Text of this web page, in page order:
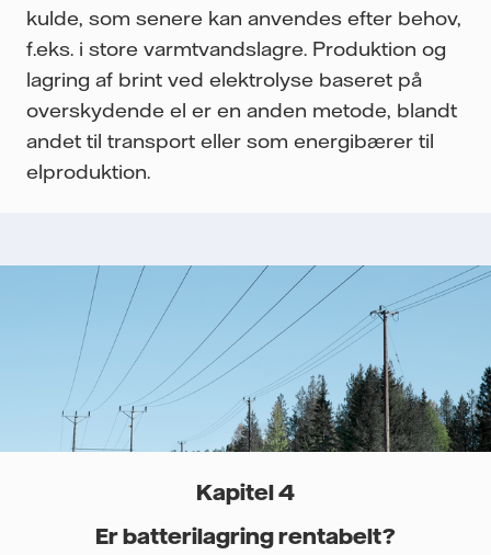
kulde, som senere kan anvendes efter behov,
f.eks. i store varmtvandslagre. Produktion og
lagring af brint ved elektrolyse baseret på
overskydende el er en anden metode, blandt
andet til transport eller som energibærer til
elproduktion.
Kapitel 4
Er batterilagring rentabelt?